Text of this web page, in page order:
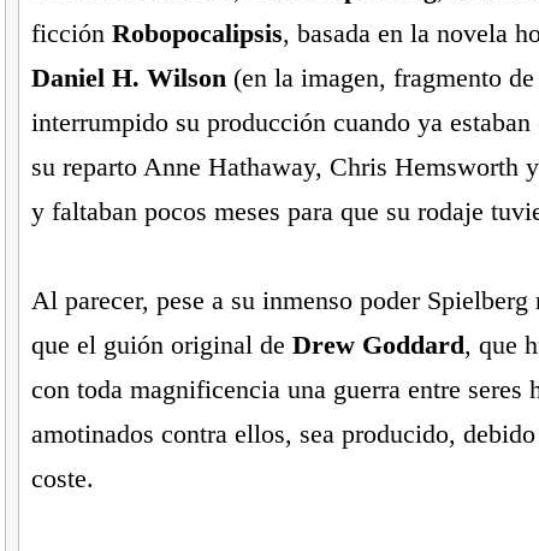
ficción Robopocalipsis, basada en la novela
Daniel H. Wilson(en la imagen, fragmento de
interrumpido su producción cuando ya
su reparto Anne Hathaway, Chris Hemsworth
y faltaban pocos meses para que su rodaje
Al parecer, pese a su inmenso poder Spielberg
que el guión original de Drew Goddard, que
con toda magnificencia una guerra entre seres
amotinados contra ellos, sea producido,
coste.